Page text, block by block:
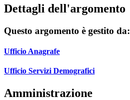
Dettagli dell'argomento
Questo argomento è gestito da:
Ufficio Anagrafe
Ufficio Servizi Demografici
Amministrazione